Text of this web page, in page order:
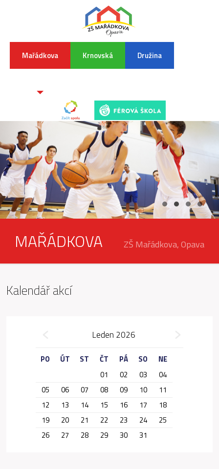
Mařádkova Krnovská Družina
MAŘÁDKOVA ZŠ Mařádkova, Opava
Kalendář akcí
Leden 2026
PO ÚT ST ČT PÁ SO
NE
01
02 03
04
05
06 07 08 09 10
11
12
13 14 15 16 17
18
19
20 21 22 23 24
25
26
27 28 29 30 31